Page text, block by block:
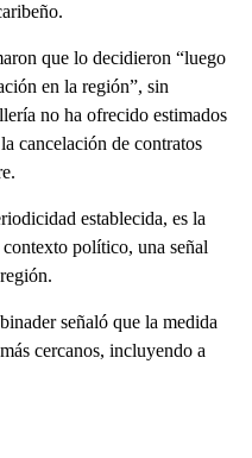
que lo decidieron “luego
en la región”, sin
no ha ofrecido estimados
cancelación de contratos
establecida, es la
político, una señal
señaló que la medida
cercanos, incluyendo a